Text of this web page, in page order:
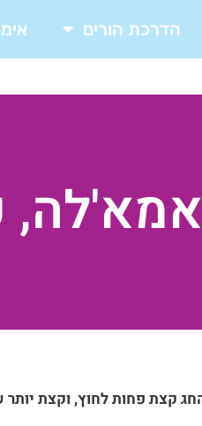
הדרכת הורים
אמא'לה,